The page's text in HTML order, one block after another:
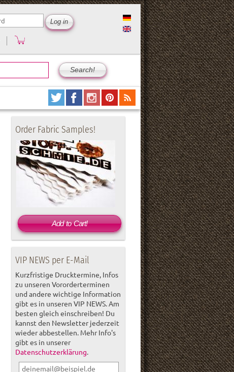
Order Fabric Samples!
Add to Cart!
VIP NEWS per E-Mail
Kurzfristige Drucktermine, Infos
zu unseren Vororderterminen
und andere wichtige Information
gibt es in unseren VIP NEWS. Am
besten gleich einschreiben! Du
kannst den Newsletter jederzeit
wieder abbestellen. Mehr Info's
gibt es in unserer
Datenschutzerklärung